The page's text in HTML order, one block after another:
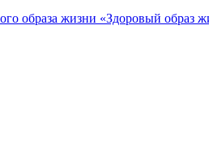
образа жизни «Здоровый образ